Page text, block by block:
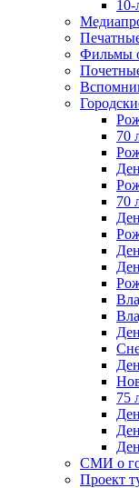
10-
Фильмы
70
70
75
СМИ о
Проект